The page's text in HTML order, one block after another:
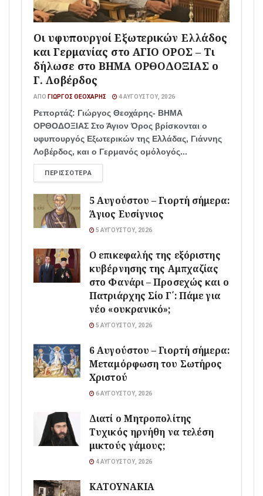
Οι υφυπουργοί Εξωτερικών Ελλάδος
και Γερμανίας στο ΑΓΙΟ ΟΡΟΣ – Τι
δήλωσε στο ΒΗΜΑ ΟΡΘΟΔΟΞΙΑΣ ο
Γ. Λοβέρδος
ΑΠΌ ΓΙΏΡΓΟΣ ΘΕΟΧΆΡΗΣ 4 ΑΥΓΟΎΣΤΟΥ, 2026
Ρεπορτάζ: Γιώργος Θεοχάρης- ΒΗΜΑ
ΟΡΘΟΔΟΞΙΑΣ Στο Άγιον Όρος βρίσκονται ο
υφυπουργός Εξωτερικών της Ελλάδας, Γιάννης
Λοβέρδος, και ο Γερμανός ομόλογός...
ΠΕΡΙΣΣΌΤΕΡΑ
5 Αυγούστου – Γιορτή σήμερα:
Άγιος Ευσίγνιος
5 ΑΥΓΟΎΣΤΟΥ, 2026
Ο επικεφαλής της εξόριστης
κυβέρνησης της Αμπχαζίας
στο Φανάρι – Προσεχώς και ο
Πατριάρχης Σίο Γ΄: Πάμε για
νέο «ουκρανικό»;
5 ΑΥΓΟΎΣΤΟΥ, 2026
6 Αυγούστου – Γιορτή σήμερα:
Μεταμόρφωση του Σωτήρος
Χριστού
6 ΑΥΓΟΎΣΤΟΥ, 2026
Διατί ο Μητροπολίτης
Τυχικός ηρνήθη να τελέση
μικτούς γάμους;
4 ΑΥΓΟΎΣΤΟΥ, 2026
ΚΑΤΟΥΝΑΚΙΑ